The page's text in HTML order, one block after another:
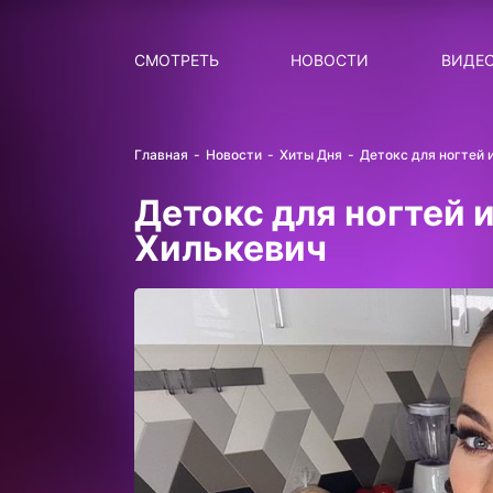
СМОТРЕТЬ НОВОСТИ
Главная Новости Хиты Дня Детокс для ногтей
Детокс для
Хилькевич